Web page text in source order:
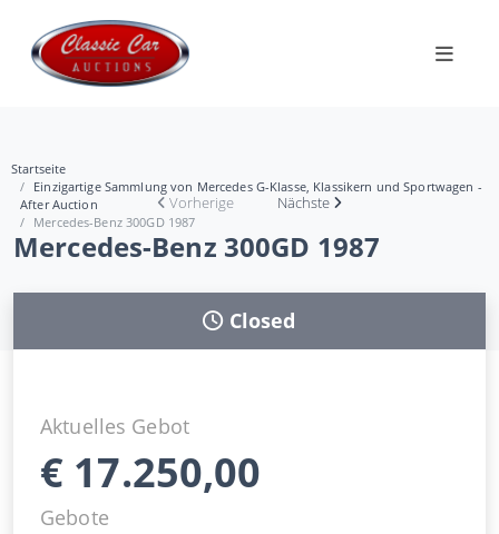
Startseite
Einzigartige Sammlung von Mercedes G-Klasse, Klassikern und Sportwagen -
After Auction
Mercedes-Benz 300GD 1987
Vorherige Nächste
Mercedes-Benz 300GD 1987
Closed
Aktuelles Gebot
€ 17.250,00
Gebote